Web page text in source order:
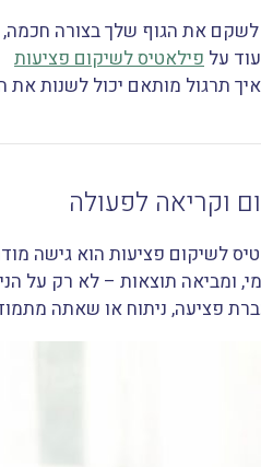
לשקם את הגוף שלך בצורה חכמה,
על פילאטיס לשיקום פציעות
איך תרגול מותאם יכול לשנות
וקריאה לפעולה
לשיקום פציעות הוא גישה
ומביאה תוצאות – לא רק על
פציעה, ניתוח או שאתה